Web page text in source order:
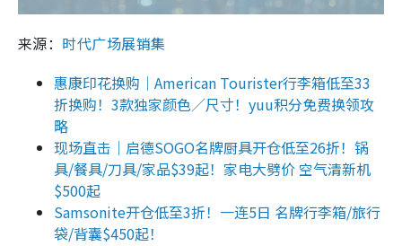
来源： 时代广场展销集
惠康印花换购｜American Tourister行李箱低至33
折换购！3款独家颜色／尺寸！yuu积分免费换领攻
略
现场直击｜启德SOGO名牌厨具开仓低至26折！锅
具/餐具/刀具/家品$39起！家电大劈价 空气清新机
$500起
Samsonite开仓低至3折！一连5日 名牌行李箱/旅行
袋/背囊$450起！